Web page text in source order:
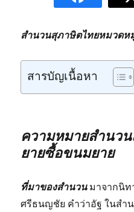
สำนวนสุภาษิตไทยหมวดห
สารบัญเนื้อหา
ความหมายสำนว
ยายซื้อขนมยาย
ที่มาของสำนวนมาจากนิท
ศรีธนญชัย คำว่าอัฐ ในสำ